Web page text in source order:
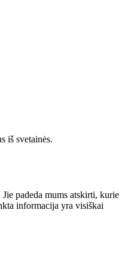
iš svetainės.
padeda mums atskirti, kurie
informacija yra visiškai